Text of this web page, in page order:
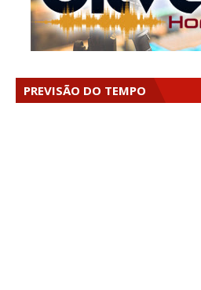
PREVISÃO DO TEMPO